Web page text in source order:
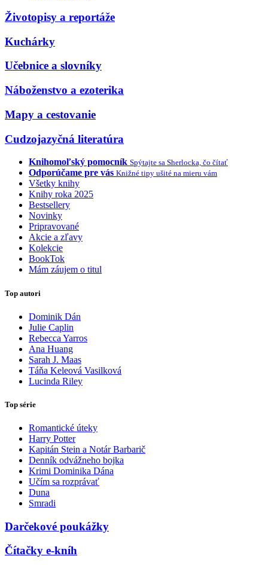
Životopisy a reportáže
Kuchárky
Učebnice a slovníky
Náboženstvo a ezoterika
Mapy a cestovanie
Cudzojazyčná literatúra
Knihomoľský pomocník Spýtajte sa Sherlocka, čo čítať
Odporúčame pre vás Knižné tipy ušité na mieru vám
Všetky knihy
Knihy roka 2025
Bestsellery
Novinky
Pripravované
Akcie a zľavy
Kolekcie
BookTok
Mám záujem o titul
Top autori
Dominik Dán
Julie Caplin
Rebecca Yarros
Ana Huang
Sarah J. Maas
Táňa Keleová Vasilková
Lucinda Riley
Top série
Romantické úteky
Harry Potter
Kapitán Stein a Notár Barbarič
Denník odvážneho bojka
Krimi Dominika Dána
Učím sa rozprávať
Duna
Smradi
Darčekové poukážky
Čítačky e-kníh